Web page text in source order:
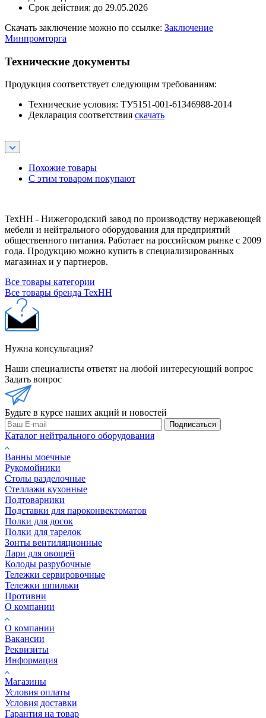
Срок действия: до 29.05.2026
Скачать заключение можно по ссылке: Заключение
Минпромторга
Технические документы
Продукция соответствует следующим требованиям:
Технические условия: ТУ5151-001-61346988-2014
Декларация соответствия скачать
Похожие товары
С этим товаром покупают
ТехНН - Нижегородский завод по производству нержавеющей
мебели и нейтрального оборудования для предприятий
общественного питания. Работает на российском рынке с 2009
года. Продукцию можно купить в специализированных
магазинах и у партнеров.
Все товары категории
Все товары бренда ТехНН
Нужна консультация?
Наши специалисты ответят на любой интересующий вопрос
Задать вопрос
Будьте в курсе наших акций и новостей
Подписаться
Каталог нейтрального оборудования
Ванны моечные
Рукомойники
Столы разделочные
Стеллажи кухонные
Подтоварники
Подставки для пароконвектоматов
Полки для досок
Полки для тарелок
Зонты вентиляционные
Лари для овощей
Колоды разрубочные
Тележки сервировочные
Тележки шпильки
Противни
О компании
О компании
Вакансии
Реквизиты
Информация
Магазины
Условия оплаты
Условия доставки
Гарантия на товар